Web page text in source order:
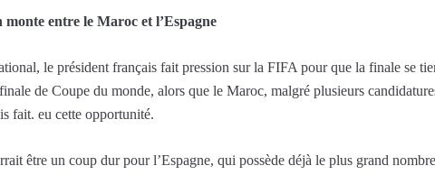
entre le Maroc et l’Espagne
le président français fait pression sur la FIFA pour que la finale se
de Coupe du monde, alors que le Maroc, malgré plusieurs
fait. eu cette opportunité.
être un coup dur pour l’Espagne, qui possède déjà le plus grand